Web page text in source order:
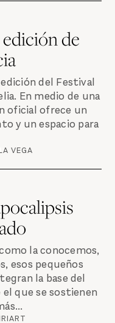
de
del Festival
En medio de una
oficial ofrece un
y un espacio para
VEGA
la conocemos,
esos pequeños
la base del
que se sostienen